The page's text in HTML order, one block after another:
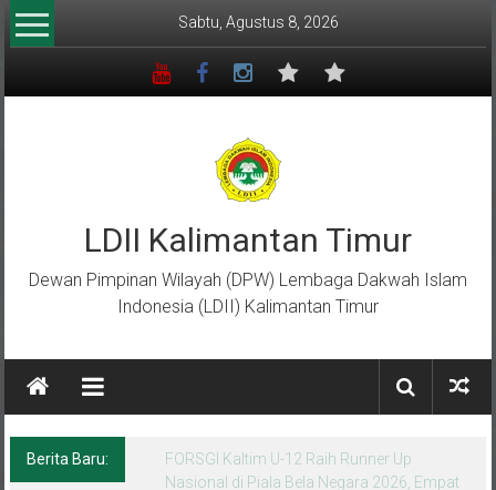
Lompat
ke
Sabtu, Agustus 8, 2026
LDII Kalimantan Timur
Dewan Pimpinan Wilayah (DPW) Lembaga Dakwah Islam
Indonesia (LDII) Kalimantan Timur
Berita Baru:
Menempa Generasi Muda Berkarakter Luhur
di Bumi Perkemahan Makroman Indah